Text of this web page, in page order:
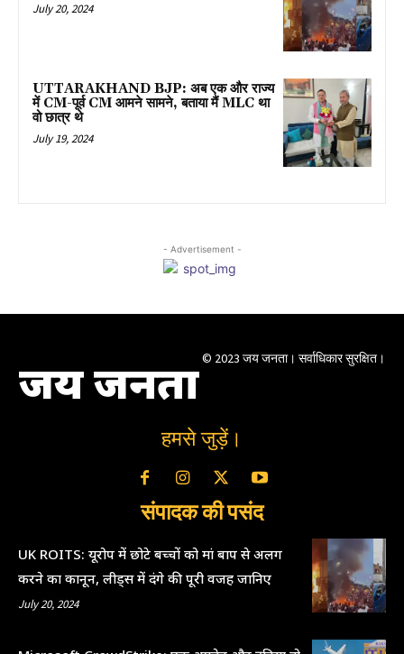
July 20, 2024
UTTARAKHAND BJP: अब एक और राज्य
में CM-पूर्व CM आमने सामने, बताया मैं MLC था
वो छात्र थे
July 19, 2024
- Advertisement -
जय जनता © 2023 जय जनता। सर्वाधिकार सुरक्षित।
हमसे जुड़ें।
संपादक की पसंद
UK ROITS: यूरोप में छोटे बच्चों को मां बाप से अलग
करने का कानून, लीड्स में दंगे की पूरी वजह जानिए
July 20, 2024